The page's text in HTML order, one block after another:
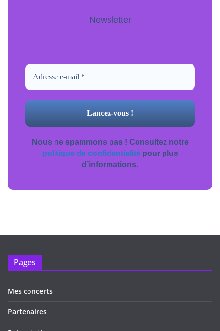
Newsletter
Nous ne spammons pas ! Consultez notre
politique de confidentialitépour plus
d’informations.
Pages
Mes concerts
Partenaires